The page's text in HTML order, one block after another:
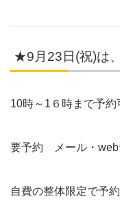
★9月23日(祝)は
10時～1６時まで予
要予約 メール・web
自費の整体限定で